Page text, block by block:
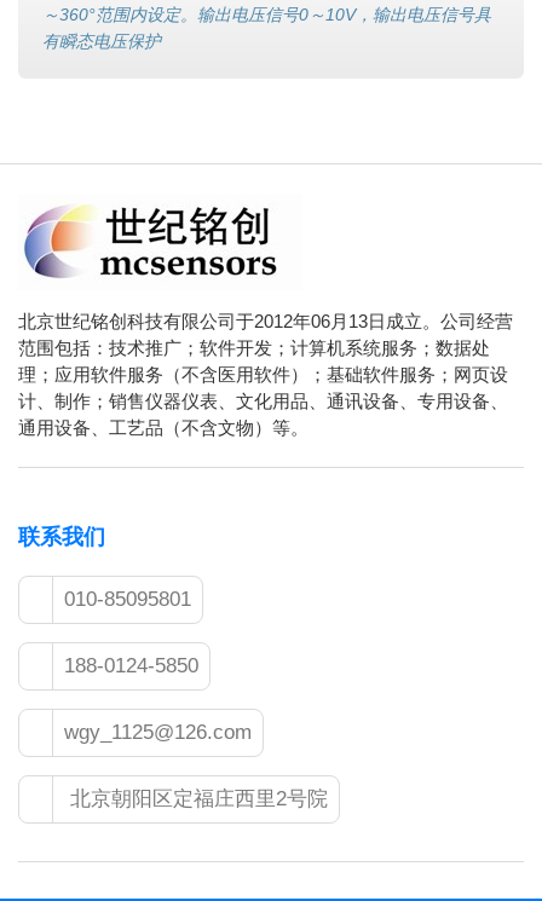
～360°范围内设定。输出电压信号0～10V，输出电压信号具
有瞬态电压保护
北京世纪铭创科技有限公司于2012年06月13日成立。公司经营
范围包括：技术推广；软件开发；计算机系统服务；数据处
理；应用软件服务（不含医用软件）；基础软件服务；网页设
计、制作；销售仪器仪表、文化用品、通讯设备、专用设备、
通用设备、工艺品（不含文物）等。
联系我们
010-85095801
188-0124-5850
wgy_1125@126.com
北京朝阳区定福庄西里2号院